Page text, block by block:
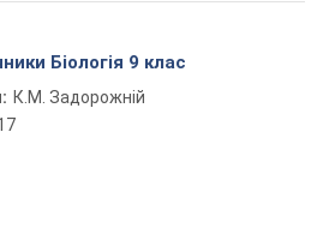
Біологія 9 клас
К.М. Задорожній